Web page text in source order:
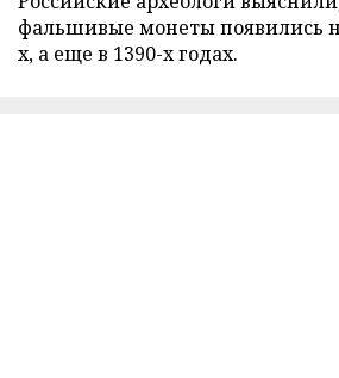
фальшивые монеты появились
х, а еще в 1390-х годах.